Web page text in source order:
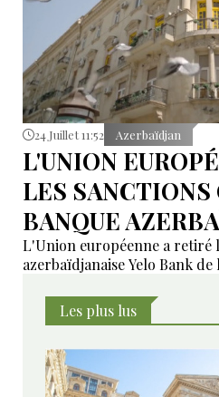
24 Juillet 11:52 Azerbaïdjan
L'UNION
LES SANCTIONS
BANQUE
L'Union européenne a retiré
azerbaïdjanaise Yelo Bank
Les plus lus